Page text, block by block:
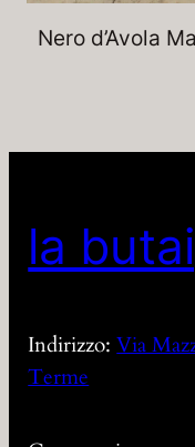
Nero d’Avola
la
Indirizzo:Via
Terme